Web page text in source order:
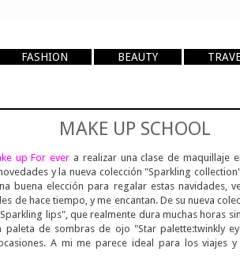
FASHION BEAUTY
MAKE UP SCHOOL
up For ever a realizar una clase de maquillaje
y la nueva colección "Sparkling
buena elección para regalar estas navidades,
de hace tiempo, y me encantan. De su nueva
lips", que realmente dura muchas horas
paleta de sombras de ojo "Star palette:twinkly
A mi me parece ideal para los viajes